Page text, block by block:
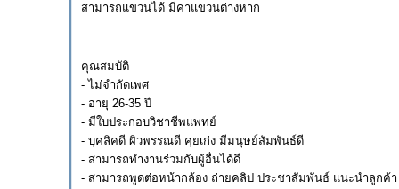
สามารถแขวนได้ มีค่าแขวนต่างหาก
คุณสมบัติ
- ไม่จำกัดเพศ
- อายุ 26-35 ปี
- มีใบประกอบวิชาชีพแพทย์
- บุคลิคดี ผิวพรรณดี คุยเก่ง มีมนุษย์สัมพันธ์ดี
- สามารถทำงานร่วมกับผู้อื่นได้ดี
- สามารถพูดต่อหน้ากล้อง ถ่ายคลิป ประชาสัมพันธ์ แนะนำลูกค้า